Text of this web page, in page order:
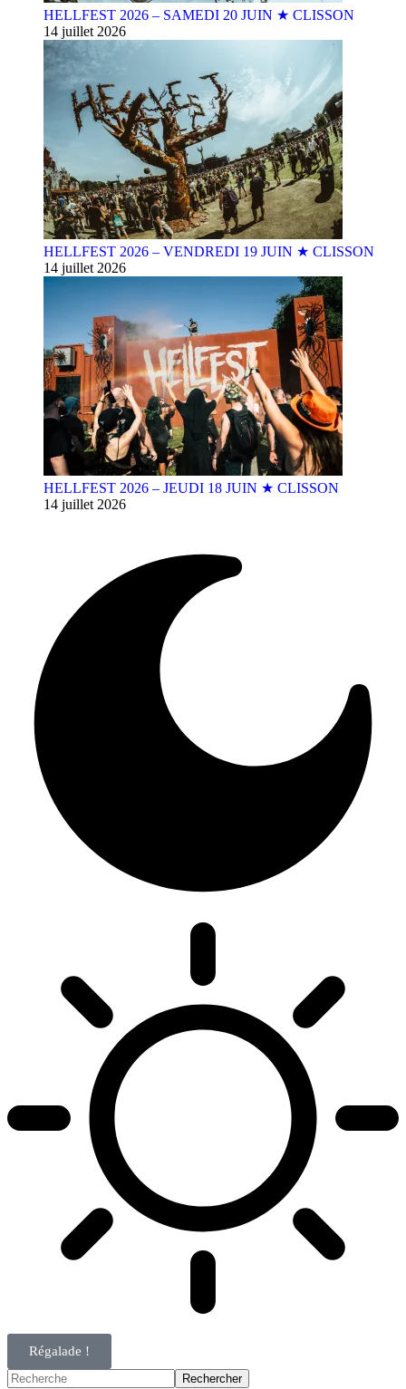
HELLFEST 2026 – SAMEDI 20 JUIN ★ CLISSON
14 juillet 2026
HELLFEST 2026 – VENDREDI 19 JUIN ★ CLISSON
14 juillet 2026
HELLFEST 2026 – JEUDI 18 JUIN ★ CLISSON
14 juillet 2026
Régalade !